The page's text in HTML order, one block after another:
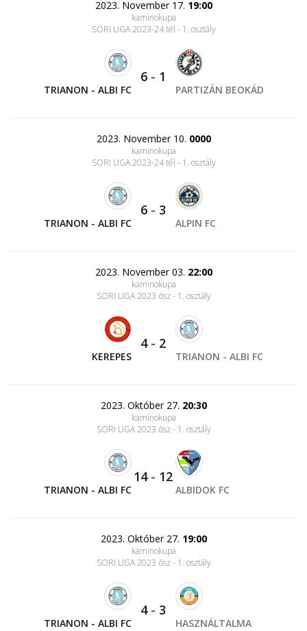
2023. November 17. 19:00
kaminokupa
SORI LIGA 2023-24 tél - 1. osztály
TRIANON - ALBI FC
6 - 1
PARTIZÁN BEOKÁD
2023. November 10. 0000
kaminokupa
SORI LIGA 2023-24 tél - 1. osztály
TRIANON - ALBI FC
6 - 3
ALPIN FC
2023. November 03. 22:00
kaminokupa
SORI LIGA 2023 ősz - 1. osztály
KEREPES
4- 2
TRIANON - ALBI FC
2023. Október 27. 20:30
kaminokupa
SORI LIGA 2023 ősz - 1. osztály
TRIANON - ALBI FC
14- 12
ALBIDOK FC
2023. Október 27. 19:00
kaminokupa
SORI LIGA 2023 ősz - 1. osztály
TRIANON - ALBI FC
4- 3
HASZNÁLTALMA